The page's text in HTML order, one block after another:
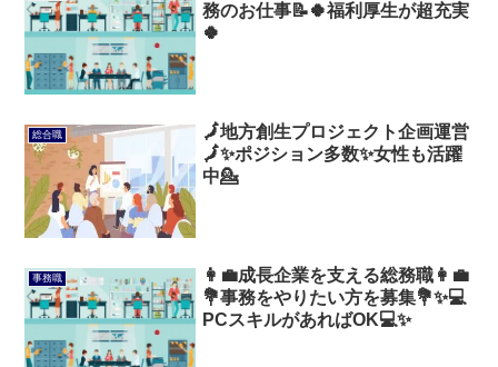
務のお仕事📝🍀福利厚生が超充実
🍀
総合職
🗾地方創生プロジェクト企画運営
🗾✨ポジション多数✨女性も活躍
中💁
事務職
👩‍💼成長企業を支える総務職👩‍💼
💐事務をやりたい方を募集💐✨💻
PCスキルがあればOK💻✨